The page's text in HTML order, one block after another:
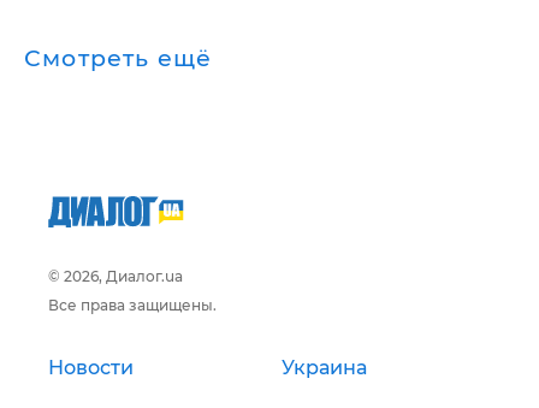
Смотреть ещё
© 2026, Диалог.ua
Все права защищены.
Новости Украина